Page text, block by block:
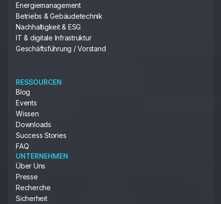
Energiemanagement
Betriebs & Gebäudetechnik
Nachhaltigkeit & ESG
IT & digitale Infrastruktur
Geschäftsführung / Vorstand
RESSOURCEN
Blog
Events
Wissen
Downloads
Success Stories
FAQ
UNTERNEHMEN
Über Uns
Presse
Recherche
Sicherheit